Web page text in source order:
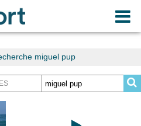
miguel pup